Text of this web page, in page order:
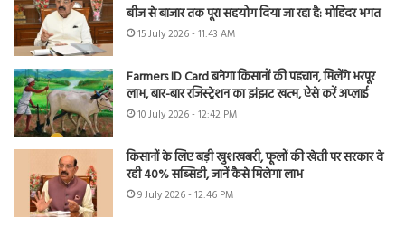
बीज से बाजार तक पूरा सहयोग दिया जा रहा है: मोहिंदर भगत
15 July 2026 - 11:43 AM
Farmers ID Card बनेगा किसानों की पहचान, मिलेंगे भरपूर
लाभ, बार-बार रजिस्ट्रेशन का झंझट खत्म, ऐसे करें अप्लाई
10 July 2026 - 12:42 PM
किसानों के लिए बड़ी खुशखबरी, फूलों की खेती पर सरकार दे
रही 40% सब्सिडी, जानें कैसे मिलेगा लाभ
9 July 2026 - 12:46 PM